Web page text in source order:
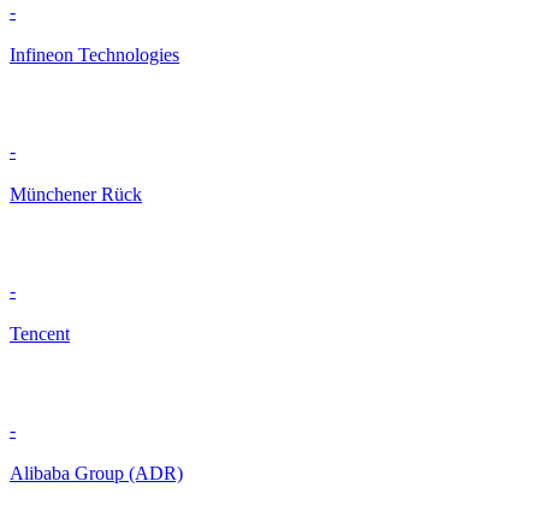
-
Infineon Technologies
-
Münchener Rück
-
Tencent
-
Alibaba Group (ADR)